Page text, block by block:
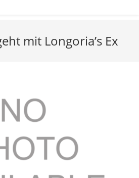
mit Longoria’s Ex